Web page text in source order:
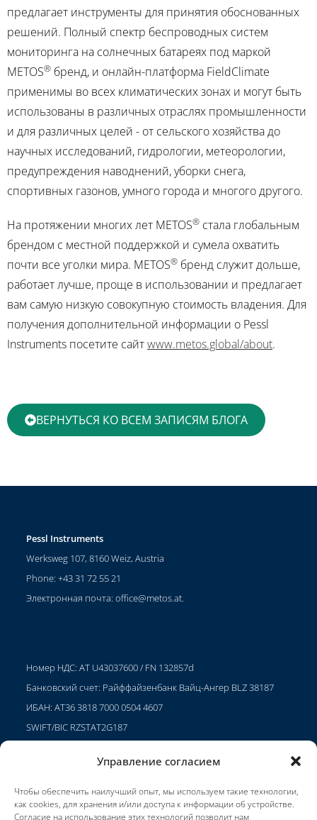
Управление согласием
Чтобы обеспечить наилучший опыт, мы используем такие технологии,
как cookies, для хранения и/или доступа к информации об устройстве.
Согласие на использование этих технологий позволит нам
предлагает инструменты для принятия обоснованных
решений. Полный спектр беспроводных систем
мониторинга на солнечных батареях под маркой
METOS® бренд, и онлайн-платформа FieldClimate
применимы во всех климатических зонах и могут быть
использованы в различных отраслях промышленности
и для различных целей - от сельского хозяйства до
научных исследований, гидрологии, метеорологии,
предупреждения наводнений, уборки снега,
спортивных газонов, умного города и многого другого.
На протяжении многих лет METOS® стала глобальным
брендом с местной поддержкой и сумела охватить
почти все уголки мира. METOS® бренд служит дольше,
работает лучше, проще в использовании и предлагает
вам самую низкую совокупную стоимость владения. Для
получения дополнительной информации о Pessl
Instruments посетите сайтwww.metos.global/about.
ВЕРНУТЬСЯ КО ВСЕМ ЗАПИСЯМ БЛОГА
Pessl Instruments
Werksweg 107, 8160 Weiz, Austria
Phone: +43 31 72 55 21
Электронная почта:office@metos.at.
Номер НДС: AT U43037600 / FN 132857d
Банковский счет: Райффайзенбанк Вайц-Ангер BLZ 38187
ИБАН: AT36 3818 7000 0504 4607
SWIFT/BIC RZSTAT2G187
Проекты
Карьера